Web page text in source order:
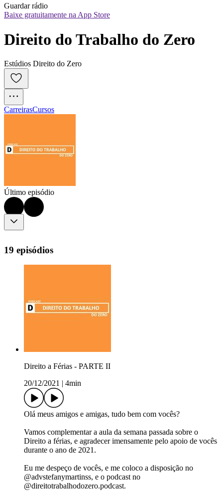
Guardar rádio
Baixe gratuitamente na App Store
Direito do Trabalho do Zero
Estúdios Direito do Zero
CarreirasCursos
Último episódio
19 episódios
Direito a Férias - PARTE II
20/12/2021
4min
Olá meus amigos e amigas, tudo bem com vocês?
Vamos complementar a aula da semana passada sobre o
Direito a férias, e agradecer imensamente pelo apoio de vocês
durante o ano de 2021.
Eu me despeço de vocês, e me coloco a disposição no
@advstefanymartinss, e o podcast no
@direitotrabalhodozero.podcast.